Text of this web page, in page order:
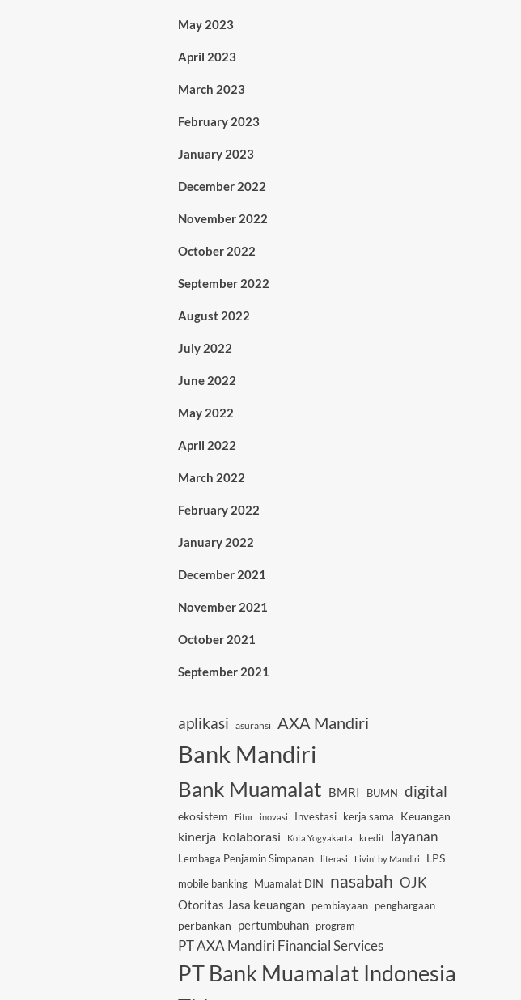
May 2023
April 2023
March 2023
February 2023
January 2023
December 2022
November 2022
October 2022
September 2022
August 2022
July 2022
June 2022
May 2022
April 2022
March 2022
February 2022
January 2022
December 2021
November 2021
October 2021
September 2021
aplikasi asuransi AXA Mandiri
Bank Mandiri
Bank Muamalat BMRI BUMN digital
ekosistem Fitur inovasi Investasi kerja sama Keuangan
kinerja kolaborasi Kota Yogyakarta kredit layanan
Lembaga Penjamin Simpanan literasi Livin' by Mandiri
LPS
mobile banking Muamalat DIN nasabah OJK
Otoritas Jasa keuangan pembiayaan penghargaan
perbankan pertumbuhan program
PT AXA Mandiri Financial Services
PT Bank Muamalat Indonesia